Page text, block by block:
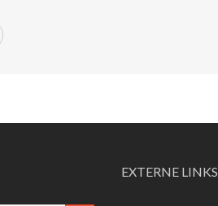
EXTERNE LINKS